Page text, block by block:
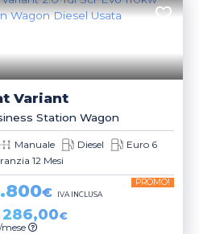
Variant
Station Wagon
Manuale Diesel
Euro 6
12 Mesi
€
PROMO!
IVA INCLUSA
286,00€
/mese